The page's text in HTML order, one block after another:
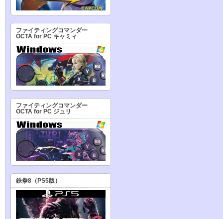
ファイティングコマンダー
OCTA for PC キャミィ
ファイティングコマンダー
OCTA for PC ジュリ
鉄拳8（PS5版）